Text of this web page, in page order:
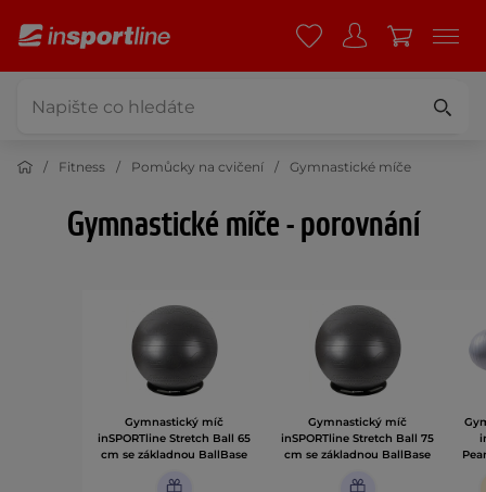
Fitness Pomůcky na cvičení Gymnastické míče
Gymnastické míče - porovnání
Gymnastický míč
inSPORTline Stretch Ball 65
cm se základnou BallBase
Gymnastický míč
inSPORTline Stretch Ball 75
cm se základnou BallBase